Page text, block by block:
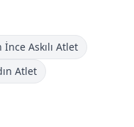
İnce Askılı Atlet
Atlet